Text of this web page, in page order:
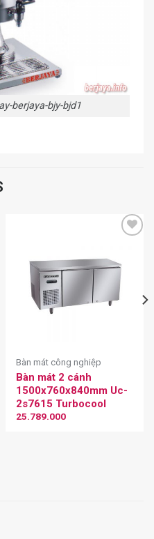
berjaya-bjy-bjd1
Bàn mát công nghiệp
Bàn mát 2 cánh
1500x760x840mm Uc-
2s7615 Turbocool
25.789.000